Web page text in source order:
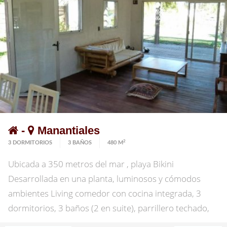
para 1 auto. Consulte con nuestros asesores!
- Manantiales
3 DORMITORIOS 3 BAÑOS 480 M 2
Ubicada a 350 metros del mar , playa Bikini
Desarrollada en una planta, luminosos y cómodos
ambientes Living comedor con cocina integrada, 3
dormitorios, 3 baños (2 en suite), parrillero techado,